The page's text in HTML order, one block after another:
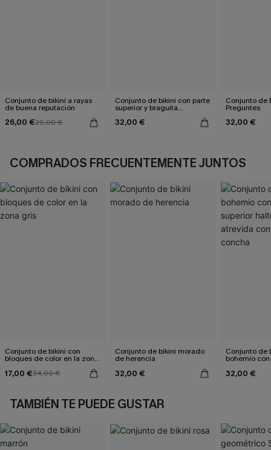
Conjunto de bikini a rayas
de buena reputación
26,00 €29,00 €
Conjunto de bikini con parte
superior y braguita
reversible de pata de gallo
marrón
32,00 €
Conjunto de
Preguntes
32,00 €
COMPRADOS FRECUENTEMENTE JUNTOS
Conjunto de bikini con
bloques de color en la zona
17,00 €34,00 €
Conjunto de bikini morado
de herencia
32,00 €
Conjunto de
bohemio
con punto
32,00 €
TAMBIÉN TE PUEDE GUSTAR